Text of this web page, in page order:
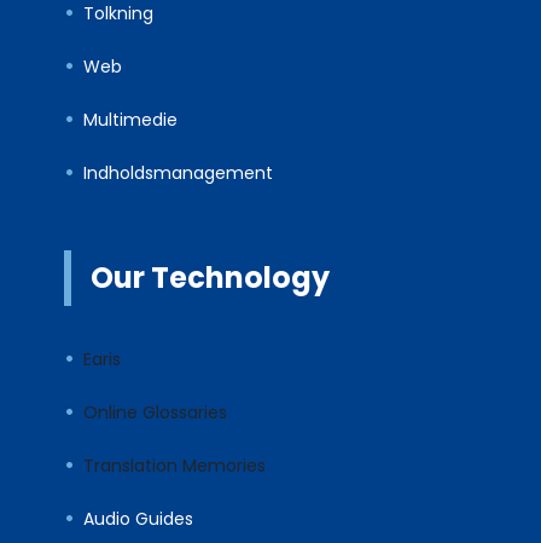
Tolkning
Web
Multimedie
Indholdsmanagement
Our Technology
Earis
Online Glossaries
Translation Memories
Audio Guides